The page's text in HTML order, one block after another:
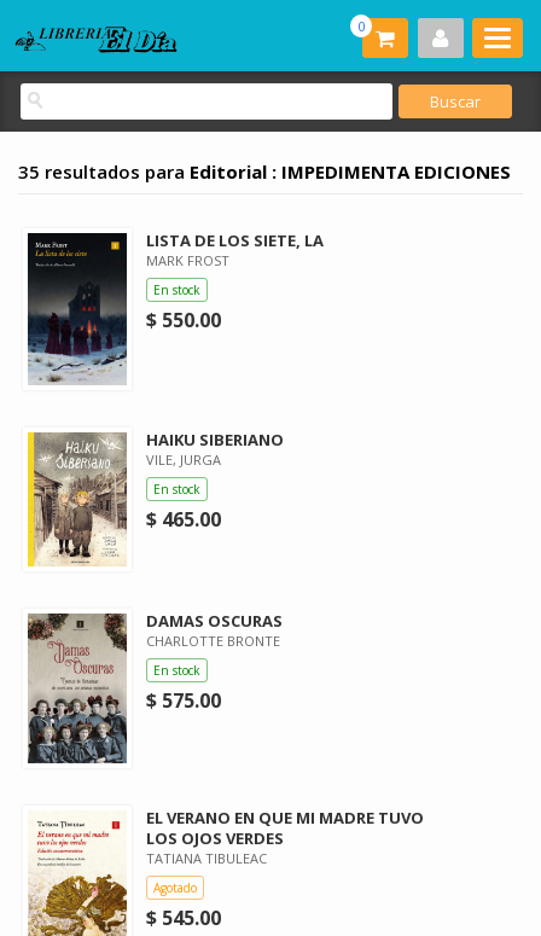
0
35 resultados para Editorial : IMPEDIMENTA EDICIONES
LISTA DE LOS SIETE, LA
MARK FROST
En stock
$ 550.00
HAIKU SIBERIANO
VILE, JURGA
En stock
$ 465.00
DAMAS OSCURAS
CHARLOTTE BRONTE
En stock
$ 575.00
EL VERANO EN QUE MI MADRE TUVO
LOS OJOS VERDES
TATIANA TIBULEAC
Agotado
$ 545.00